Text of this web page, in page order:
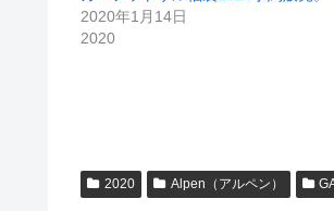
2020年1月14日
2020
2020 Alpen（アルペン）